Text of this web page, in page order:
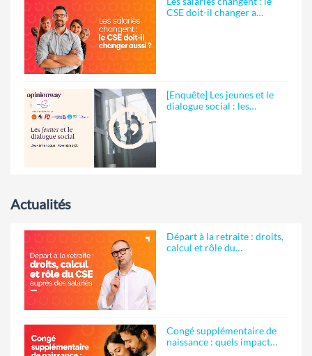
CSE doit-il changer a…
[Enquête] Les jeunes et le
dialogue social : les…
Actualités
Départ à la retraite : droits,
calcul et rôle du…
Congé supplémentaire de
naissance : quels impact…